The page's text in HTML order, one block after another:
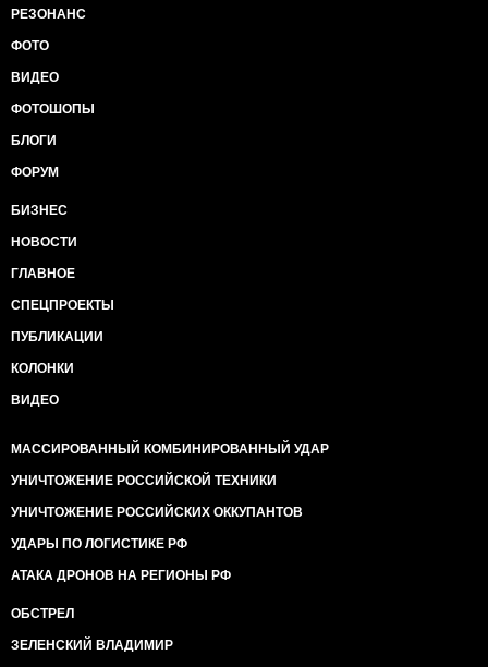
РЕЗОНАНС
ФОТО
ВИДЕО
ФОТОШОПЫ
БЛОГИ
ФОРУМ
БИЗНЕС
НОВОСТИ
ГЛАВНОЕ
СПЕЦПРОЕКТЫ
ПУБЛИКАЦИИ
КОЛОНКИ
ВИДЕО
МАССИРОВАННЫЙ КОМБИНИРОВАННЫЙ УДАР
УНИЧТОЖЕНИЕ РОССИЙСКОЙ ТЕХНИКИ
УНИЧТОЖЕНИЕ РОССИЙСКИХ ОККУПАНТОВ
УДАРЫ ПО ЛОГИСТИКЕ РФ
АТАКА ДРОНОВ НА РЕГИОНЫ РФ
ОБСТРЕЛ
ЗЕЛЕНСКИЙ ВЛАДИМИР